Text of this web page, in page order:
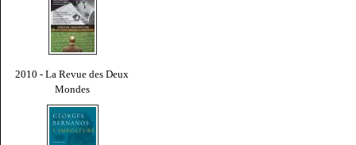
2010 - La Revue des Deux
Mondes